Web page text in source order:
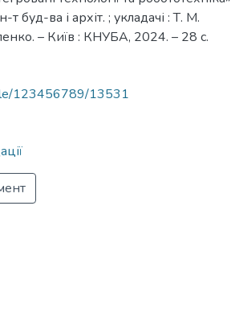
буд-ва і архіт. ; укладачі : Т. М.
– Київ : КНУБА, 2024. – 28 с.
123456789/13531